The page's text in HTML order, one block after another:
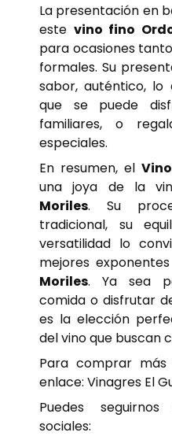
La presentación en
este vino fino
para ocasiones
formales. Su
sabor, auténtico, lo
que se puede
familiares, o
especiales.
En resumen, el
una joya de la
Moriles. Su
tradicional, su
versatilidad lo
mejores
Moriles. Ya sea
comida o disfrutar
es la elección
del vino que buscan
Para comprar
enlace: Vinagres El
Puedes
sociales: